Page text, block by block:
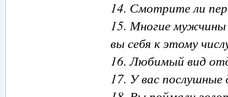
14. Смотрите ли
15. Многие мужчины
вы себя к этому
16. Любимый вид
17. У вас